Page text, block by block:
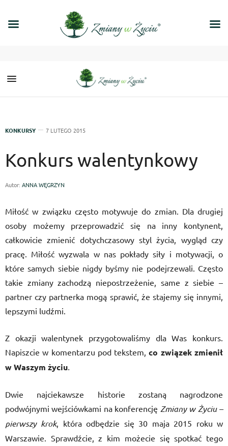
KONKURSY 7 LUTEGO 2015
Konkurs walentynkowy
Autor: ANNA WĘGRZYN
Miłość w związku często motywuje do zmian. Dla drugiej
osoby możemy przeprowadzić się na inny kontynent,
całkowicie zmienić dotychczasowy styl życia, wygląd czy
pracę. Miłość wyzwala w nas pokłady siły i motywacji, o
które samych siebie nigdy byśmy nie podejrzewali. Często
takie zmiany zachodzą niepostrzeżenie, same z siebie –
partner czy partnerka mogą sprawić, że stajemy się innymi,
lepszymi ludźmi.
Z okazji walentynek przygotowaliśmy dla Was konkurs.
Napiszcie w komentarzu pod tekstem,co związek zmienił
w Waszym życiu.
Dwie najciekawsze historie zostaną nagrodzone
podwójnymi wejściówkami na konferencję Zmiany w Życiu –
pierwszy krok, która odbędzie się 30 maja 2015 roku w
Warszawie. Sprawdźcie, z kim możecie się spotkać tego